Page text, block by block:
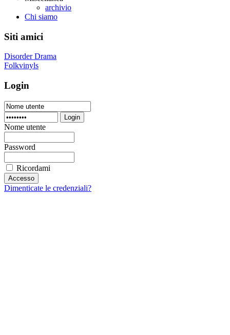
archivio
Chi siamo
Siti amici
Disorder Drama
Folkvinyls
Login
Login
Nome utente
Password
Ricordami
Dimenticate le credenziali?